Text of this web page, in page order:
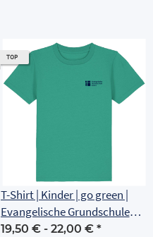
TOP
T-Shirt | Kinder | go green |
Evangelische Grundschule
Erfurt
19,50 € - 22,00 € *